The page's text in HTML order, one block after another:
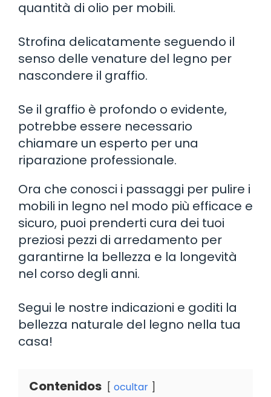
quantità di olio per mobili.
Strofina delicatamente seguendo il
senso delle venature del legno per
nascondere il graffio.
Se il graffio è profondo o evidente,
potrebbe essere necessario
chiamare un esperto per una
riparazione professionale.
Ora che conosci i passaggi per pulire i
mobili in legno nel modo più efficace e
sicuro, puoi prenderti cura dei tuoi
preziosi pezzi di arredamento per
garantirne la bellezza e la longevità
nel corso degli anni.
Segui le nostre indicazioni e goditi la
bellezza naturale del legno nella tua
casa!
Contenidos ocultar